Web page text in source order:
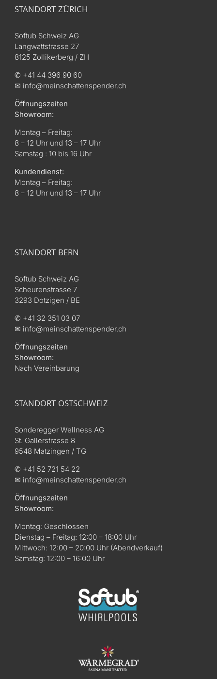
STANDORT ZÜRICH
Softub Schweiz AG
Langwattstrasse 27
8125 Zollikerberg / ZH
✆ +41 44 396 90 60
✉ info@meinschattenspender.ch
Öffnungszeiten
Showroom:
Montag – Freitag:
8 – 12 Uhr und 13 – 17 Uhr
Samstag : 10 bis 16 Uhr
Kundendienst:
Montag – Freitag:
8 – 12 Uhr und 13 – 17 Uhr
STANDORT BERN
Softub Schweiz AG
Scheurenstrasse 7
3293 Dotzigen / BE
✆ +41 32 351 03 07
✉ info@meinschattenspender.ch
Öffnungszeiten
Showroom:
Nach Vereinbarung
STANDORT OSTSCHWEIZ
Sonderegger Wellness AG
St. Gallerstrasse 8
9548 Matzingen / TG
✆ +41 52 721 54 22
✉ info@meinschattenspender.ch
Öffnungszeiten
Showroom:
Montag: Geschlossen
Dienstag – Freitag: 12:00 – 18:00 Uhr
Mittwoch: 12:00 – 20:00 Uhr (Abendverkauf)
Samstag: 12:00 – 16:00 Uhr